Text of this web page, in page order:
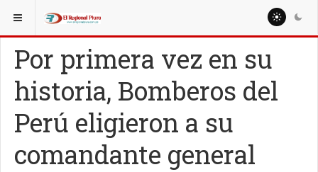
ESTÁ AQUÍ: NACIONALES
Por primera vez en su
historia, Bomberos del
Perú eligieron a su
comandante general